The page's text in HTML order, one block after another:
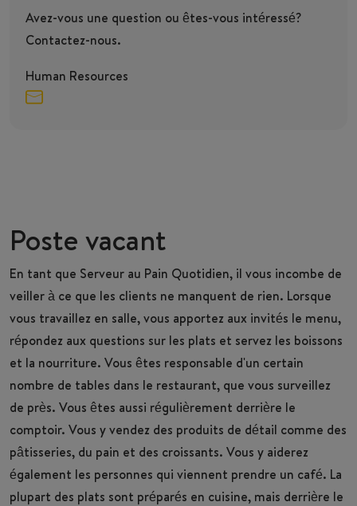
Avez-vous une question ou êtes-vous intéressé?
Contactez-nous.
Human Resources
Poste vacant
En tant que Serveur au Pain Quotidien, il vous incombe de
veiller à ce que les clients ne manquent de rien. Lorsque
vous travaillez en salle, vous apportez aux invités le menu,
répondez aux questions sur les plats et servez les boissons
et la nourriture. Vous êtes responsable d'un certain
nombre de tables dans le restaurant, que vous surveillez
de près. Vous êtes aussi régulièrement derrière le
comptoir. Vous y vendez des produits de détail comme des
pâtisseries, du pain et des croissants. Vous y aiderez
également les personnes qui viennent prendre un café. La
plupart des plats sont préparés en cuisine, mais derrière le